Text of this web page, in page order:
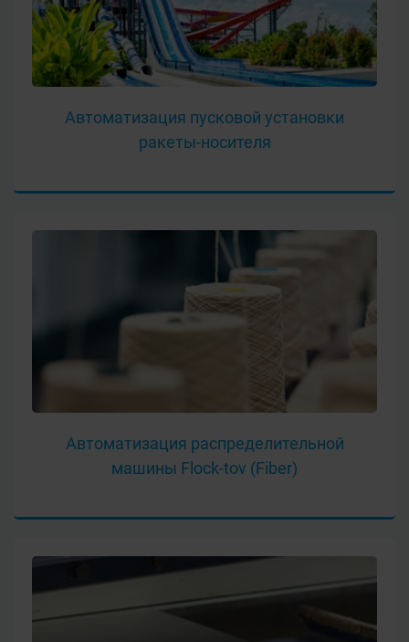
Автоматизация пусковой установки
ракеты-носителя
Автоматизация распределительной
машины Flock-tov (Fiber)